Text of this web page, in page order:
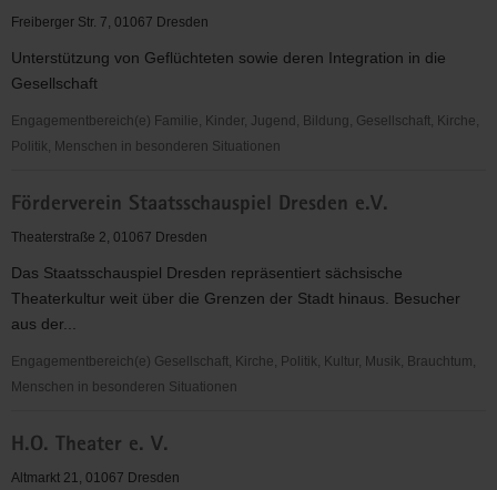
e.V.
Freiberger Str. 7, 01067 Dresden
Unterstützung von Geflüchteten sowie deren Integration in die
Gesellschaft
Engagementbereich(e) Familie, Kinder, Jugend, Bildung, Gesellschaft, Kirche,
Politik, Menschen in besonderen Situationen
Hafen
e.V.
Förderverein Staatsschauspiel Dresden e.V.
Theaterstraße 2, 01067 Dresden
Das Staatsschauspiel Dresden repräsentiert sächsische
Theaterkultur weit über die Grenzen der Stadt hinaus. Besucher
aus der...
Engagementbereich(e) Gesellschaft, Kirche, Politik, Kultur, Musik, Brauchtum,
Menschen in besonderen Situationen
Staatsschauspiel
Dresden
H.O. Theater e. V.
Altmarkt 21, 01067 Dresden